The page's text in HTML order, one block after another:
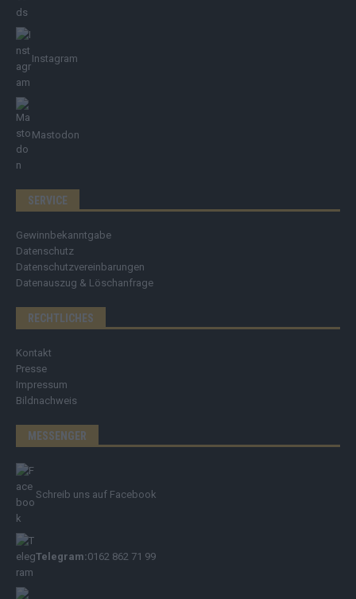
Instagram
Mastodon
SERVICE
Gewinnbekanntgabe
Datenschutz
Datenschutzvereinbarungen
Datenauszug & Löschanfrage
RECHTLICHES
Kontakt
Presse
Impressum
Bildnachweis
MESSENGER
Schreib uns auf Facebook
Telegram:0162 862 71 99